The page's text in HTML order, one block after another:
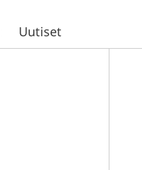
Uutiset